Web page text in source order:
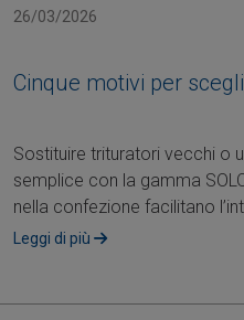
26/03/2026
Cinque motivi per
Sostituire trituratori vecchi o
semplice con la gamma
nella confezione facilitano
esistenti, riducendo....
Leggi di più